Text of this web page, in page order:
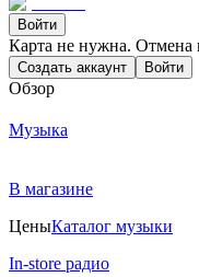
Войти
Карта не нужна. Отмена
Создать аккаунт Войти
Обзор
Музыка
В магазине
ЦеныКаталог музыки
In-store радио